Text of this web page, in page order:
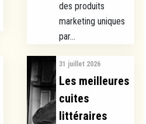
des produits
marketing uniques
par...
31 juillet 2026
Les meilleures
cuites
littéraires